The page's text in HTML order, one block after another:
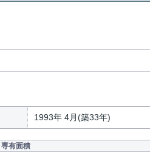
1993年 4月(築33年)
専有面積